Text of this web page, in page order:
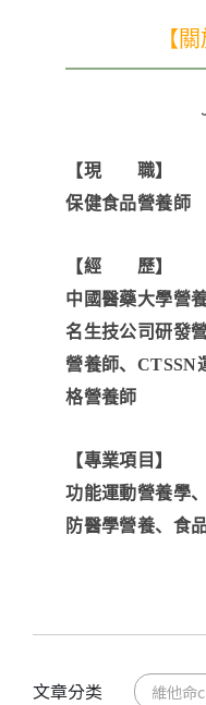
【
【現 職】
保健食品營養師
【經 歷】
中國醫藥大學營
名生技公司研發
營養師、CTSSN
格營養師
【專業項目】
功能運動營養學
防醫學營養、食
文章分类 維他命c